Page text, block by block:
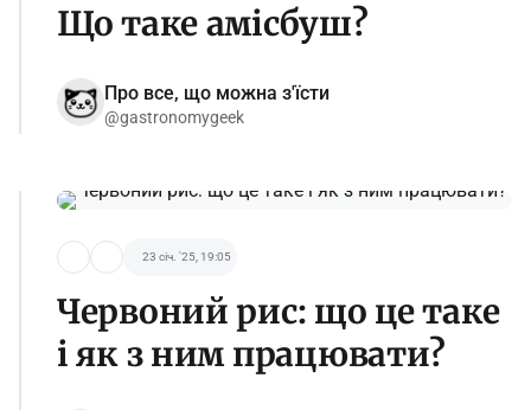
Що таке амісбуш?
Про все, що можна з'їсти
@gastronomygeek
23 січ. '25, 19:05
Червоний рис: що це таке
і як з ним працювати?